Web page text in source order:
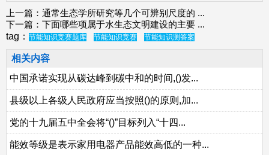
上一篇： 通常生态学所研究等几个可辨别尺度的 ...
下一篇： 下面哪些项属于水生态文明建设的主要 ...
tag： 节能知识竞赛题库 节能知识竞赛 节能知识测答案
相关内容
中国承诺实现从碳达峰到碳中和的时间,()发...
县级以上各级人民政府应当按照()的原则,加...
党的十九届五中全会将“()”目标列入“十四...
能效等级是表示家用电器产品能效高低的一种...